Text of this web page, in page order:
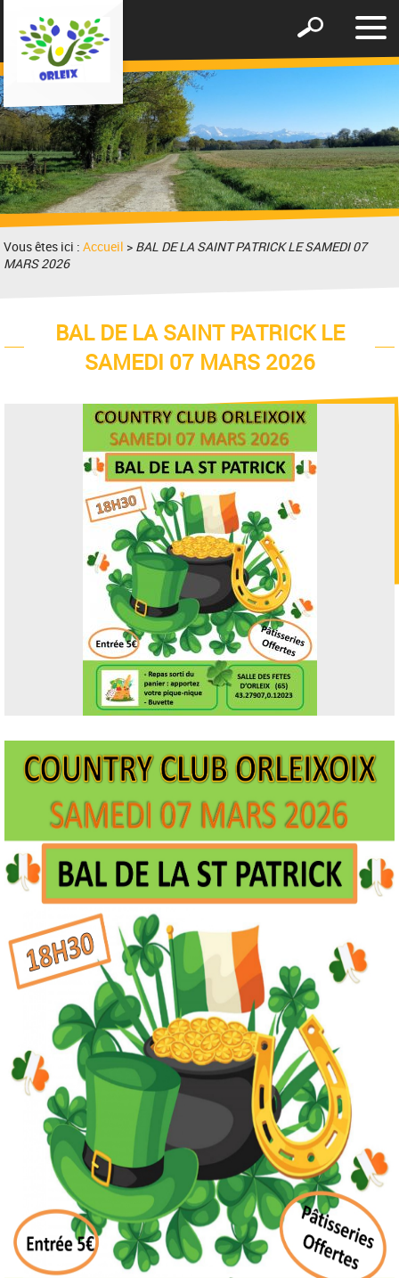
le
Afficher
formulaire
Vous êtes ici :Accueil > BAL DE LA SAINT PATRICK LE SAMEDI 07
MARS 2026
BAL DE LA SAINT PATRICK LE
SAMEDI 07 MARS 2026